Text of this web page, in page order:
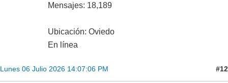
Mensajes: 18,189
Ubicación: Oviedo
En línea
Lunes 06 Julio 2026 14:07:06 PM #12